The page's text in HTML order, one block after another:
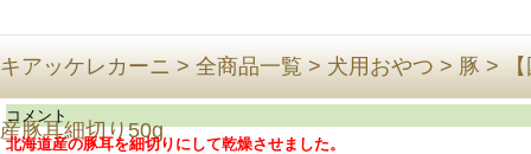
キアッケレカーニ > 全商品一覧 > 犬用おやつ > 豚 >
産豚耳細切り50g
コメント
北海道産の豚耳を細切りにして乾燥させました。